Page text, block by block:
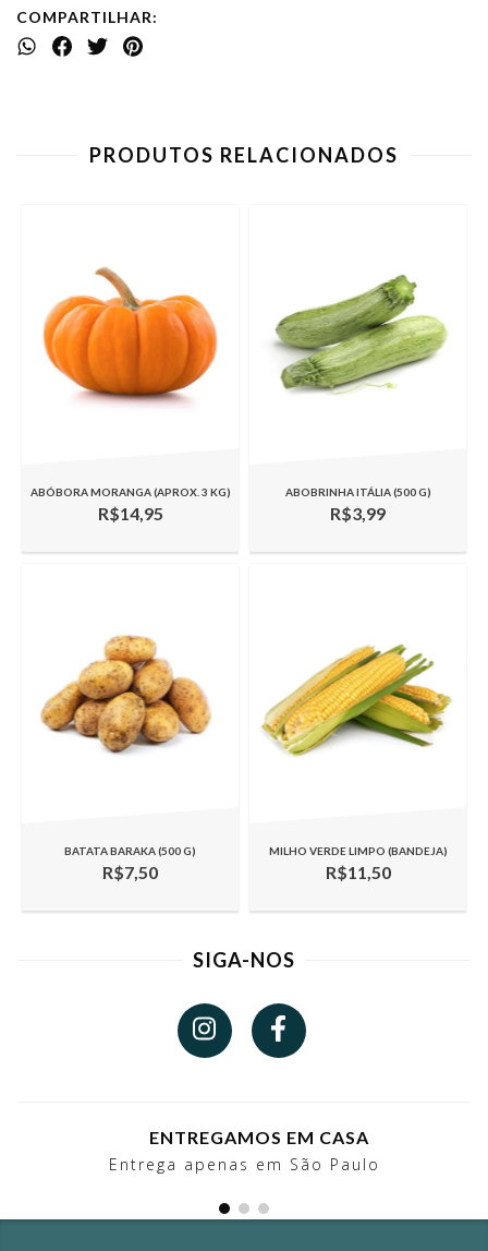
COMPARTILHAR:
PRODUTOS RELACIONADOS
ABÓBORA MORANGA (APROX. 3 KG)
R$14,95
ABOBRINHA ITÁLIA (500 G)
R$3,99
BATATA BARAKA (500 G)
R$7,50
MILHO VERDE LIMPO (BANDEJA)
R$11,50
SIGA-NOS
ENTREGAMOS EM CASA
Entrega apenas em São Paulo